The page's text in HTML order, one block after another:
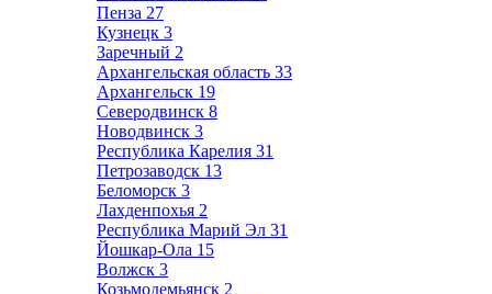
Пенза 27
Кузнецк 3
Заречный 2
Архангельская область 33
Архангельск 19
Северодвинск 8
Новодвинск 3
Республика Карелия 31
Петрозаводск 13
Беломорск 3
Лахденпохья 2
Республика Марий Эл 31
Йошкар-Ола 15
Волжск 3
Козьмодемьянск 2